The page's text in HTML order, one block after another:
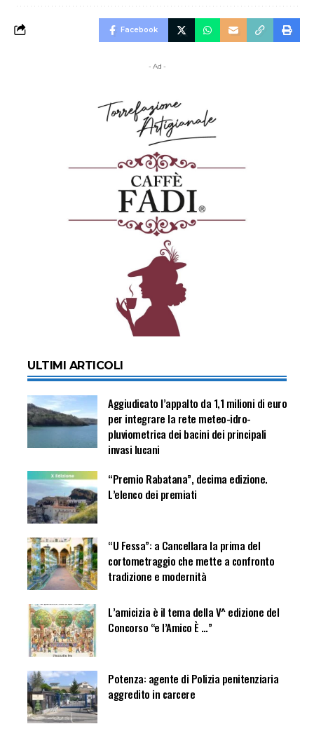
Facebook
- Ad -
ULTIMI ARTICOLI
Aggiudicato l’appalto da 1,1 milioni di euro
per integrare la rete meteo-idro-
pluviometrica dei bacini dei principali
invasi lucani
“Premio Rabatana”, decima edizione.
L’elenco dei premiati
“U Fessa”: a Cancellara la prima del
cortometraggio che mette a confronto
tradizione e modernità
L’amicizia è il tema della V^ edizione del
Concorso “e l’Amico È …”
Potenza: agente di Polizia penitenziaria
aggredito in carcere